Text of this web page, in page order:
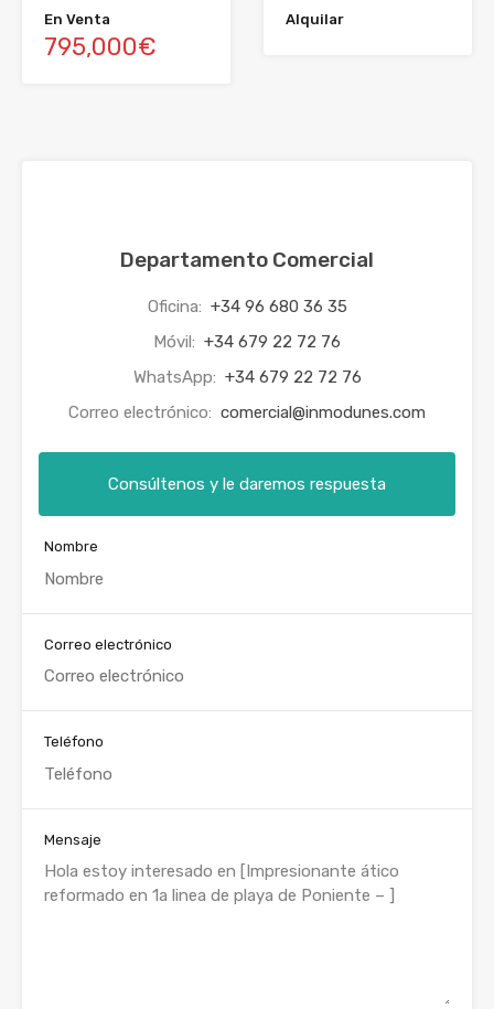
En Venta
795,000€
Alquilar
Departamento Comercial
Oficina: +34 96 680 36 35
Móvil: +34 679 22 72 76
WhatsApp: +34 679 22 72 76
Correo electrónico: comercial@inmodunes.com
Consúltenos y le daremos respuesta
Nombre
Correo electrónico
Teléfono
Mensaje